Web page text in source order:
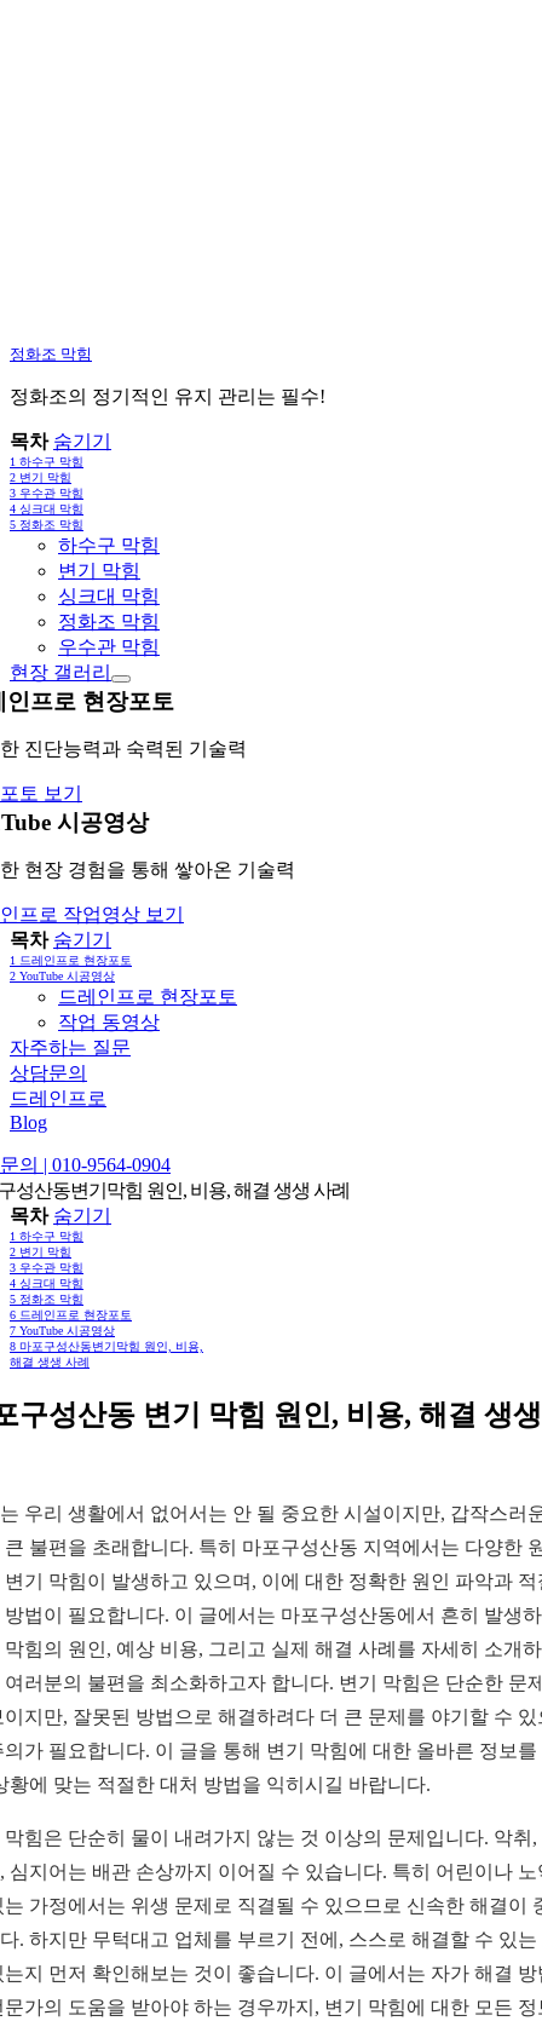
정화조 막힘
정화조의 정기적인 유지 관리는 필수!
목차 숨기기
1 하수구 막힘
2 변기 막힘
3 우수관 막힘
4 싱크대 막힘
5 정화조 막힘
하수구 막힘
변기 막힘
싱크대 막힘
정화조 막힘
우수관 막힘
현장 갤러리
인프로 현장포토
진단능력과 숙력된 기술력
토 보기
시공영상
현장 경험을 통해 쌓아온 기술력
프로 작업영상 보기
목차 숨기기
1 드레인프로 현장포토
2 YouTube 시공영상
드레인프로 현장포토
작업 동영상
자주하는 질문
상담문의
드레인프로
Blog
의 | 010-9564-0904
성산동변기막힘 원인, 비용, 해결 생생 사례
목차 숨기기
1 하수구 막힘
2 변기 막힘
3 우수관 막힘
4 싱크대 막힘
5 정화조 막힘
6 드레인프로 현장포토
7 YouTube 시공영상
8 마포구성산동변기막힘 원인, 비용,
해결 생생 사례
구성산동 변기 막힘 원인, 비용, 해결 생
우리 생활에서 없어서는 안 될 중요한 시설이지만, 갑작스러
큰 불편을 초래합니다. 특히 마포구성산동 지역에서는 다양한
변기 막힘이 발생하고 있으며, 이에 대한 정확한 원인 파악과 적
방법이 필요합니다. 이 글에서는 마포구성산동에서 흔히 발생
막힘의 원인, 예상 비용, 그리고 실제 해결 사례를 자세히 소개
여러분의 불편을 최소화하고자 합니다. 변기 막힘은 단순한 문
이지만, 잘못된 방법으로 해결하려다 더 큰 문제를 야기할 수 있
의가 필요합니다. 이 글을 통해 변기 막힘에 대한 올바른 정보를
황에 맞는 적절한 대처 방법을 익히시길 바랍니다.
막힘은 단순히 물이 내려가지 않는 것 이상의 문제입니다. 악취,
심지어는 배관 손상까지 이어질 수 있습니다. 특히 어린이나 노
는 가정에서는 위생 문제로 직결될 수 있으므로 신속한 해결이
. 하지만 무턱대고 업체를 부르기 전에, 스스로 해결할 수 있는
는지 먼저 확인해보는 것이 좋습니다. 이 글에서는 자가 해결 방
문가의 도움을 받아야 하는 경우까지, 변기 막힘에 대한 모든 정